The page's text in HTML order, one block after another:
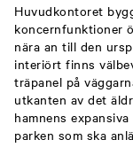
Huvudkontoret
koncernfunktioner
nära an till den
interiört finns
träpanel på
utkanten av det
hamnens
parken som ska